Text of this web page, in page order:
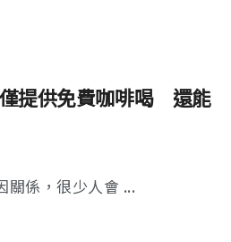
提供免費咖啡喝 還能
關係，很少人會 ...